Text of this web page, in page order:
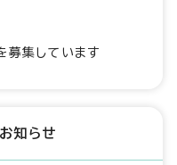
募集しています
知らせ